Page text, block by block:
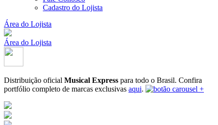
Cadastro do Lojista
Área do Lojista
Área do Lojista
Distribuição oficial Musical Express para todo o Brasil. Confira
portfólio completo de marcas exclusivas aqui.